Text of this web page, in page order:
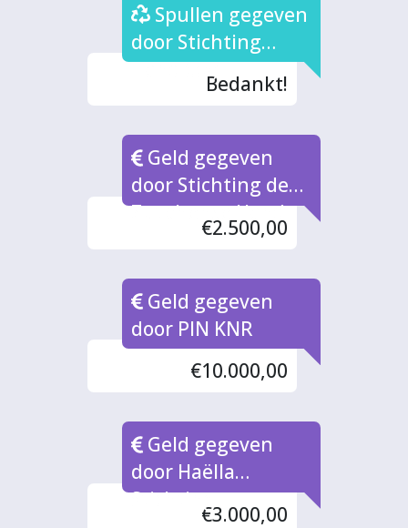
Spullen gegeven
door Stichting
Hand (3x)
Bedankt!
Geld gegeven
door Stichting de
Zutphense Hand
€2.500,00
Geld gegeven
door PIN KNR
€10.000,00
Geld gegeven
door Haëlla
Stichting
€3.000,00